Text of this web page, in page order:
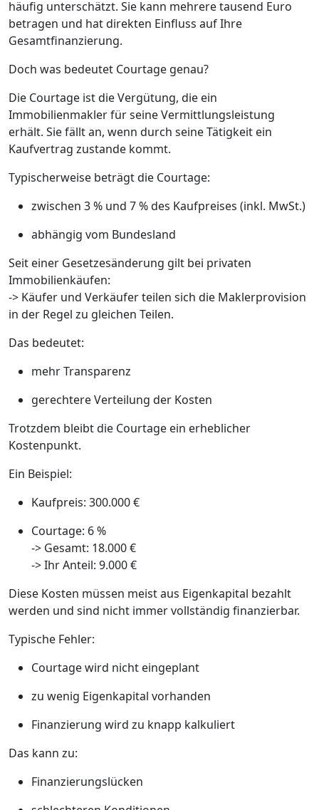
häufig unterschätzt. Sie kann mehrere tausend Euro
betragen und hat direkten Einfluss auf Ihre
Gesamtfinanzierung.
Doch was bedeutet Courtage genau?
Die Courtage ist die Vergütung, die ein
Immobilienmakler für seine Vermittlungsleistung
erhält. Sie fällt an, wenn durch seine Tätigkeit ein
Kaufvertrag zustande kommt.
Typischerweise beträgt die Courtage:
zwischen 3 % und 7 % des Kaufpreises (inkl. MwSt.)
abhängig vom Bundesland
Seit einer Gesetzesänderung gilt bei privaten
Immobilienkäufen:
-> Käufer und Verkäufer teilen sich die Maklerprovision
in der Regel zu gleichen Teilen.
Das bedeutet:
mehr Transparenz
gerechtere Verteilung der Kosten
Trotzdem bleibt die Courtage ein erheblicher
Kostenpunkt.
Ein Beispiel:
Kaufpreis: 300.000 €
Courtage: 6 %
-> Gesamt: 18.000 €
-> Ihr Anteil: 9.000 €
Diese Kosten müssen meist aus Eigenkapital bezahlt
werden und sind nicht immer vollständig finanzierbar.
Typische Fehler:
Courtage wird nicht eingeplant
zu wenig Eigenkapital vorhanden
Finanzierung wird zu knapp kalkuliert
Das kann zu:
Finanzierungslücken